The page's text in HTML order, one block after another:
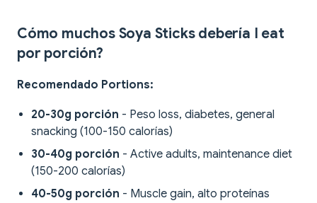
Cómo muchos Soya Sticks debería I eat
por porción?
Recomendado Portions:
20-30g porción - Peso loss, diabetes, general
snacking (100-150 calorías)
30-40g porción - Active adults, maintenance diet
(150-200 calorías)
40-50g porción - Muscle gain, alto proteínas